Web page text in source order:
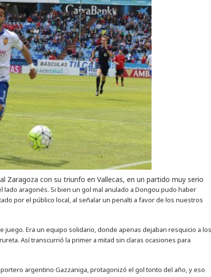
Zaragoza con su triunfo en Vallecas, en un partido muy serio
aragonés. Si bien un gol mal anulado a Dongou pudo haber
por el público local, al señalar un penalti a favor de los nuestros
Era un equipo solidario, donde apenas dejaban resquicio a los
Así transcurrió la primer a mitad sin claras ocasiones para
argentino Gazzaniga, protagonizó el gol tonto del año, y eso